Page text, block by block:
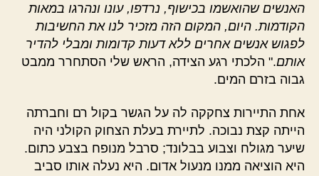
האנשים שהואשמו בכישוף, נרדפו, עונו ונהרגו במאות
הקודמות. היום, המקום הזה מזכיר לנו את החשיבות
לפגוש אנשים אחרים ללא דעות קדומות ומבלי להדיר
אותם." הלכתי רגע הצידה, הראש שלי הסתחרר ממבט
גבוה בזרם המים.
אחת התיירות צחקקה לה על הגשר בקול רם וחברתה
הייתה קצת נבוכה. לתיירת בעלת הצחוק הקולני היה
שיער מגולח וצבוע בבלונד; סרבל מנופח בצבע כתום.
היא הוציאה ממנו מנעול אדום. היא נעלה אותו סביב